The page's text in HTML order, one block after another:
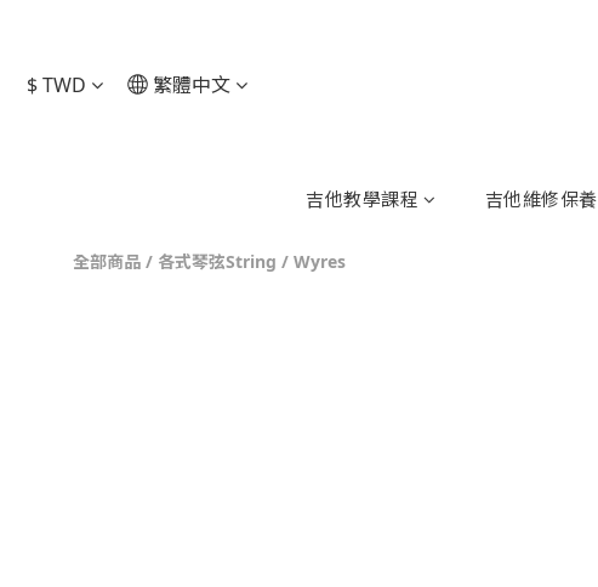
$TWD 繁體中文
吉他教學課程 吉他維修保養
全部商品 / 各式琴弦String / Wyres